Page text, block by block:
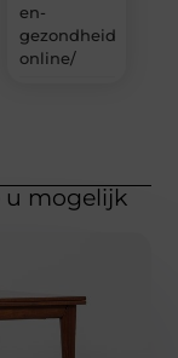
en-
online/
u mogelijk